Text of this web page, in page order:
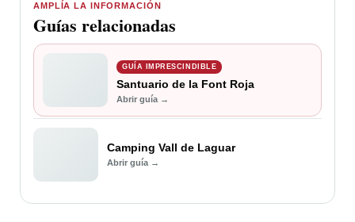
AMPLÍA LA INFORMACIÓN
Guías relacionadas
GUÍA IMPRESCINDIBLE
Santuario de la Font Roja
Abrir guía →
Camping Vall de Laguar
Abrir guía →